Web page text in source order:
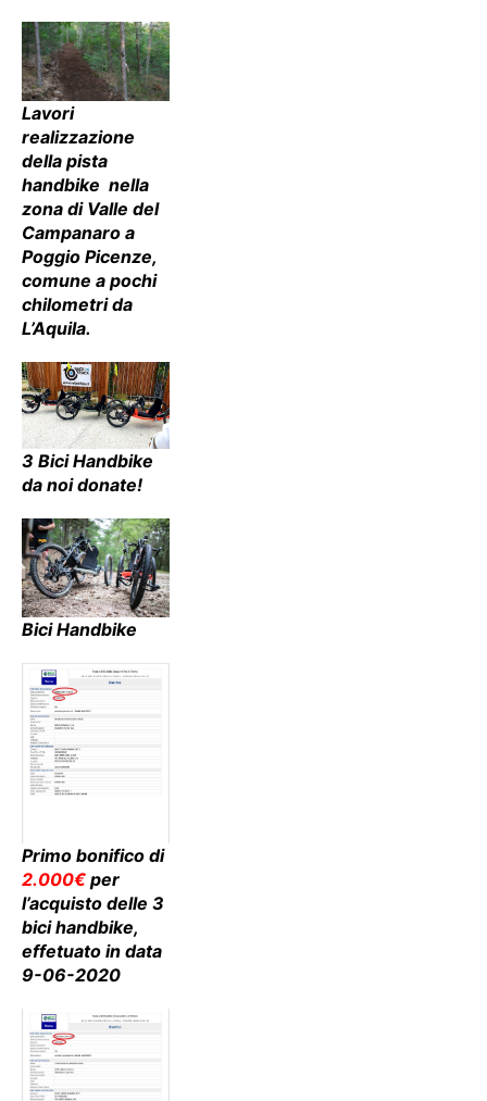
Lavori
realizzazione
della pista
handbike nella
zona di Valle del
Campanaro a
Poggio Picenze,
comune a pochi
chilometri da
L’Aquila.
3 Bici Handbike
da noi donate!
Bici Handbike
Primo bonifico di
2.000€ per
l’acquisto delle 3
bici handbike,
effetuato in data
9-06-2020